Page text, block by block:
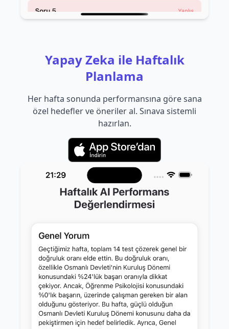
Yapay Zeka ile Haftalık
Planlama
Her hafta sonunda performansına göre sana
özel hedefler ve öneriler al. Sınava sistemli
hazırlan.